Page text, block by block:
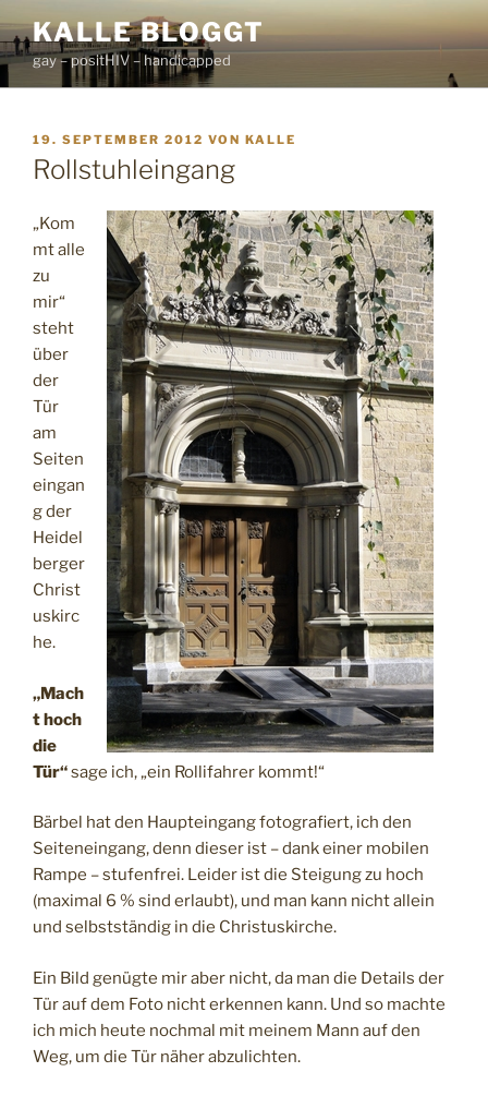
Inhalt
springen
KALLE BLOGGT
gay – positHIV – handicapped
VERÖFFENTLICHT
AM
19. SEPTEMBER 2012 VON KALLE
Rollstuhleingang
„Kom
mt alle
zu
mir“
steht
über
der
Tür
am
Seiten
eingan
g der
Heidel
berger
Christ
uskirc
he.
„Mach
t hoch
die
Tür“sage ich, „ein Rollifahrer kommt!“
Bärbel hat den Haupteingang fotografiert, ich den
Seiteneingang, denn dieser ist – dank einer mobilen
Rampe – stufenfrei. Leider ist die Steigung zu hoch
(maximal 6 % sind erlaubt), und man kann nicht allein
und selbstständig in die Christuskirche.
Ein Bild genügte mir aber nicht, da man die Details der
Tür auf dem Foto nicht erkennen kann. Und so machte
ich mich heute nochmal mit meinem Mann auf den
Weg, um die Tür näher abzulichten.